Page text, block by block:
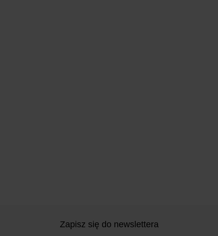
Zapisz się do newslettera